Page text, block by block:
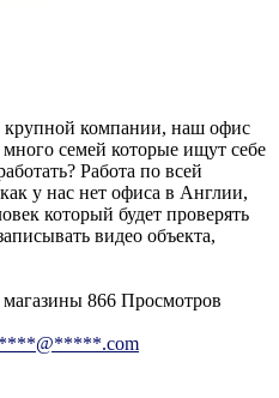
компании, наш офис
семей которые ищут себе
Работа по всей
у нас нет офиса в Англии,
который будет проверять
видео объекта,
866 Просмотров